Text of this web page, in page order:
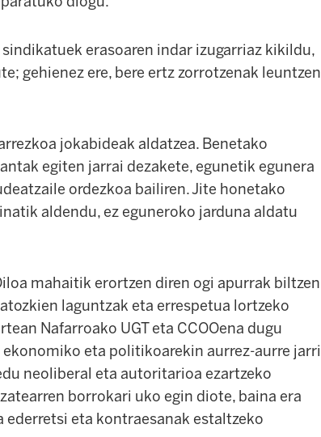
erasoaren indar izugarriaz kikildu,
gehienez ere, bere ertz zorrotzenak leuntzen
jokabideak aldatzea. Benetako
egiten jarrai dezakete, egunetik egunera
ordezkoa bailiren. Jite honetako
aldendu, ez eguneroko jarduna aldatu
mahaitik erortzen diren ogi apurrak biltzen
laguntzak eta errespetua lortzeko
Nafarroako UGT eta CCOOena dugu
eta politikoarekin aurrez-aurre jarri
neoliberal eta autoritarioa ezartzeko
borrokari uko egin diote, baina era
ederretsi eta kontraesanak estaltzeko